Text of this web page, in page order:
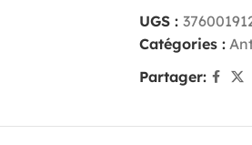
UGS :
Catégories :
Partager: